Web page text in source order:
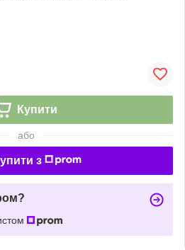
Купити
або
з